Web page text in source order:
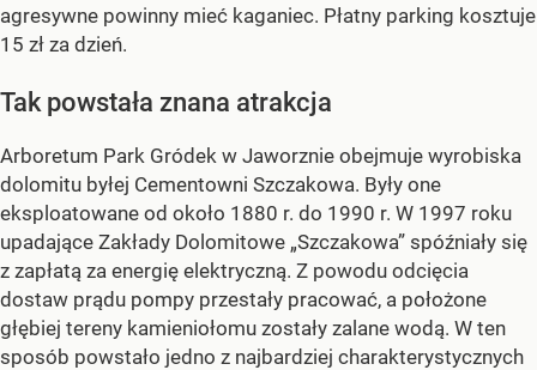
agresywne powinny mieć kaganiec. Płatny parking kosztuje
15 zł za dzień.
Tak powstała znana atrakcja
Arboretum Park Gródek w Jaworznie obejmuje wyrobiska
dolomitu byłej Cementowni Szczakowa. Były one
eksploatowane od około 1880 r. do 1990 r. W 1997 roku
upadające Zakłady Dolomitowe „Szczakowa” spóźniały się
z zapłatą za energię elektryczną. Z powodu odcięcia
dostaw prądu pompy przestały pracować, a położone
głębiej tereny kamieniołomu zostały zalane wodą. W ten
sposób powstało jedno z najbardziej charakterystycznych